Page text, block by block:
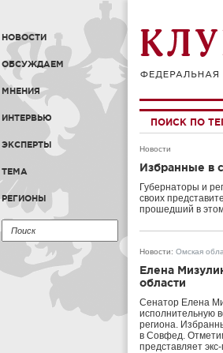
НОВОСТИ
ОБСУЖДАЕМ
МНЕНИЯ
ИНТЕРВЬЮ
ЭКСПЕРТЫ
ТЕМА
РЕГИОНЫ
ПОИСК ПО
Новости
Избранные в
Губернаторы и
своих
прошедший в этом
Новости: Омская
Елена
области
Сенатор Елена
исполнительную
региона.
в Совфед.
представляет